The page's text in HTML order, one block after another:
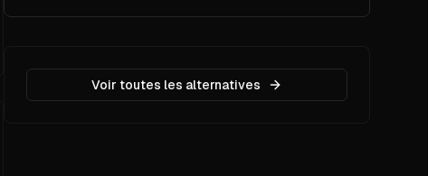
Telegram.
Voir toutes les alternatives